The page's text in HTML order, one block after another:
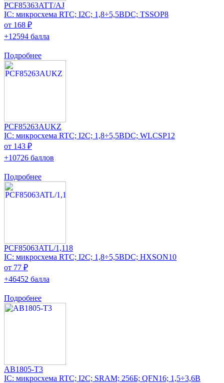
PCF85363ATT/AJ
IC: микросхема RTC; I2C; 1,8÷5,5ВDC; TSSOP8
от 168 ₽
+12594 балла
Подробнее
PCF85263AUKZ
IC: микросхема RTC; I2C; 1,8÷5,5ВDC; WLCSP12
от 143 ₽
+10726 баллов
Подробнее
PCF85063ATL/1,118
IC: микросхема RTC; I2C; 1,8÷5,5ВDC; HXSON10
от 77 ₽
+46452 балла
Подробнее
AB1805-T3
IC: микросхема RTC; I2C; SRAM; 256Б; QFN16; 1,5÷3,6В